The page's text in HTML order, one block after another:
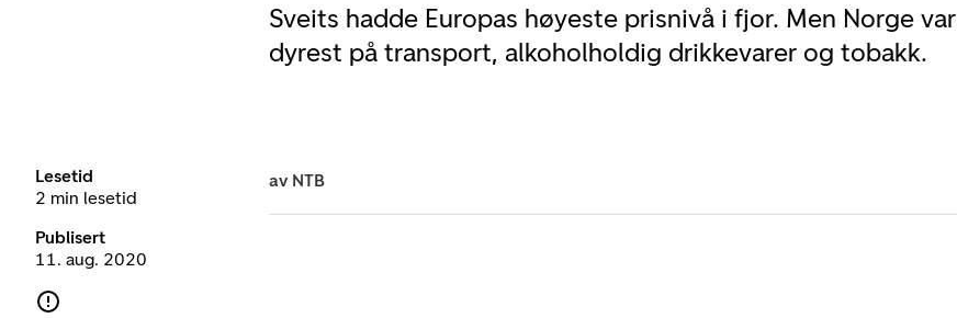
Sveits hadde Europas høyeste prisnivå i fjor. Men Norge var
dyrest på transport, alkoholholdig drikkevarer og tobakk.
Lesetid
2 min lesetid
Publisert
11. aug. 2020
av NTB